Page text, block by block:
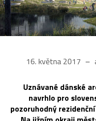
16. května 2017
Uznávané dánské
navrhlo pro
pozoruhodný